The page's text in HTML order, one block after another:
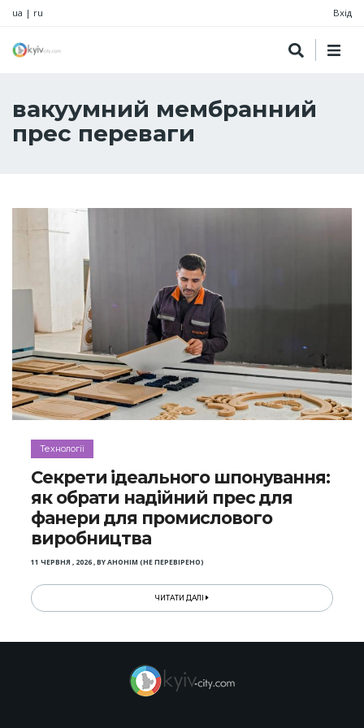
ua | ru Вхід
вакуумний мембранний
прес переваги
Технології
Секрети ідеального шпонування:
як обрати надійний прес для
фанери для промислового
виробництва
11 ЧЕРВНЯ , 2026,BYАНОНІМ (НЕ ПЕРЕВІРЕНО)
ЧИТАТИ ДАЛІ